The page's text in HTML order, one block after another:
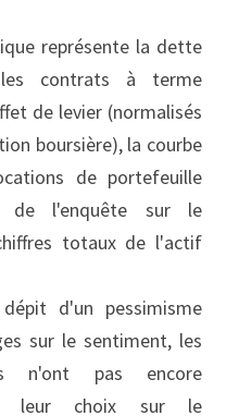
représente la dette
contrats à terme
de levier (normalisés
boursière), la courbe
de portefeuille
de l'enquête sur le
totaux de l'actif
d'un pessimisme
sur le sentiment, les
n'ont pas encore
leur choix sur le